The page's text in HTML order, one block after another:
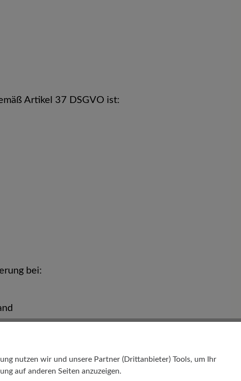
Artikel 37 DSGVO ist:
bei:
nutzen wir und unsere Partner (Drittanbieter) Tools, um Ihr
auf anderen Seiten anzuzeigen.